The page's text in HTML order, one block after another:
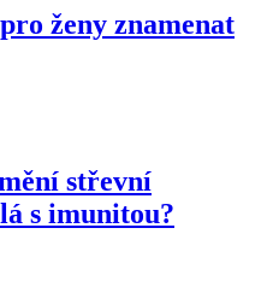
ženy znamenat
střevní
s imunitou?